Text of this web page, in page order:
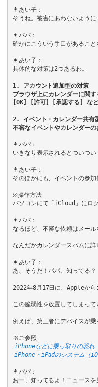
👩あい子：
そうね。被害にあわないよう
👨パパ：
確かにこういう手口があること
👩あい子：
具体的な対策は2つあるわ。
1. アカウント追加型の対策
ブラウザ上にカレンダーに関
[OK] [許可] [承認する] など
2. イベント・カレンダー共有
不審なイベントやカレンダー
👨パパ：
いきなり表示されるとついつ
👩あい子：
そのほかにも、イベントの参
※操作方法
パソコンにて「iCloud」にロ
👨パパ：
なるほど、不審な依頼はメー
なんだかカレンダースパムに
👩あい子：
あ、そうだ！パパ、知ってる？
2022年8月17日に、Appleから
この脆弱性を放置してしまっ
例えば、第三者にデバイスが
iPhoneなどに乗っ取りの恐れ
iPhone・iPadのシステム（
👨パパ：
おー、知ってるよ！ニュース